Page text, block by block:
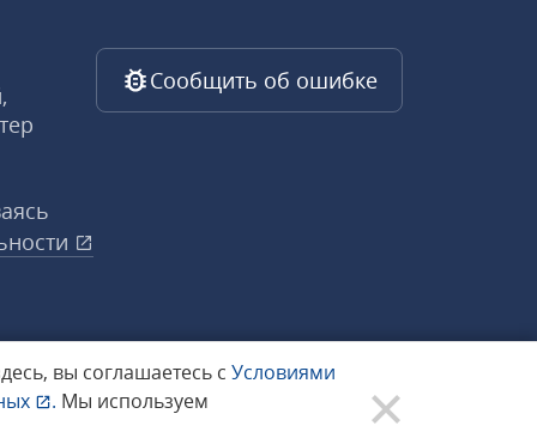
вы соглашаетесь с Условиями
. Мы используем
Сообщить об ошибке